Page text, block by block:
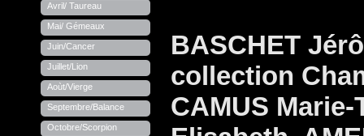
Avril/ Taureau
Mai/ Gémeaux
Juin/Cancer
Juillet/Lion
Aoùt/Vierge
Septembre/Balance
Octobre/Scorpion
BASCHET
collection
CAMUS